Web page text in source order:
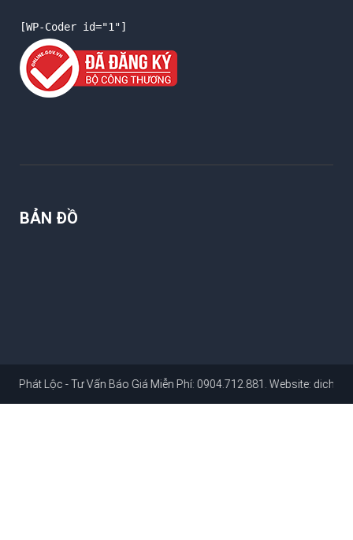
[WP-Coder id="1"]
BẢN ĐỒ
- Tư Vấn Báo Giá Miễn Phí: 0904.712.881. Website: